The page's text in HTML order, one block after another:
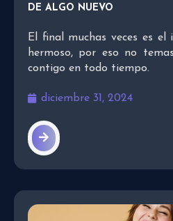
DE ALGO NUEVO
El final muchas veces es
hermoso, por eso no
contigo en todo tiempo.
diciembre 31, 2024